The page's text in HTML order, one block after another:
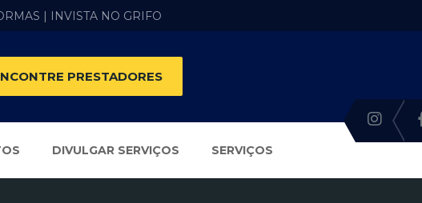
| INVISTA NO GRIFO
PRESTADORES
DIVULGAR SERVIÇOS SERVIÇOS